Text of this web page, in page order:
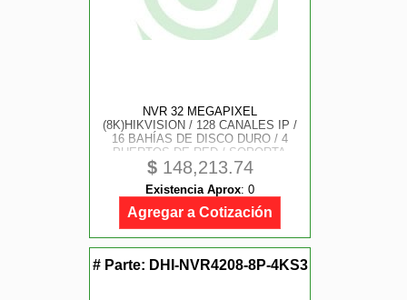
NVR 32 MEGAPIXEL
(8K)HIKVISION / 128 CANALES IP /
16 BAHÍAS DE DISCO DURO / 4
PUERTOS DE RED / SOPORTA
RAID CON HOT SWAP / FUENTE
REDUNDANTE / NVR DE ALTO
DESEMPEÑO
$148,213.74
Existencia Aprox: 0
Agregar a Cotización
# Parte: DHI-NVR4208-8P-4KS3